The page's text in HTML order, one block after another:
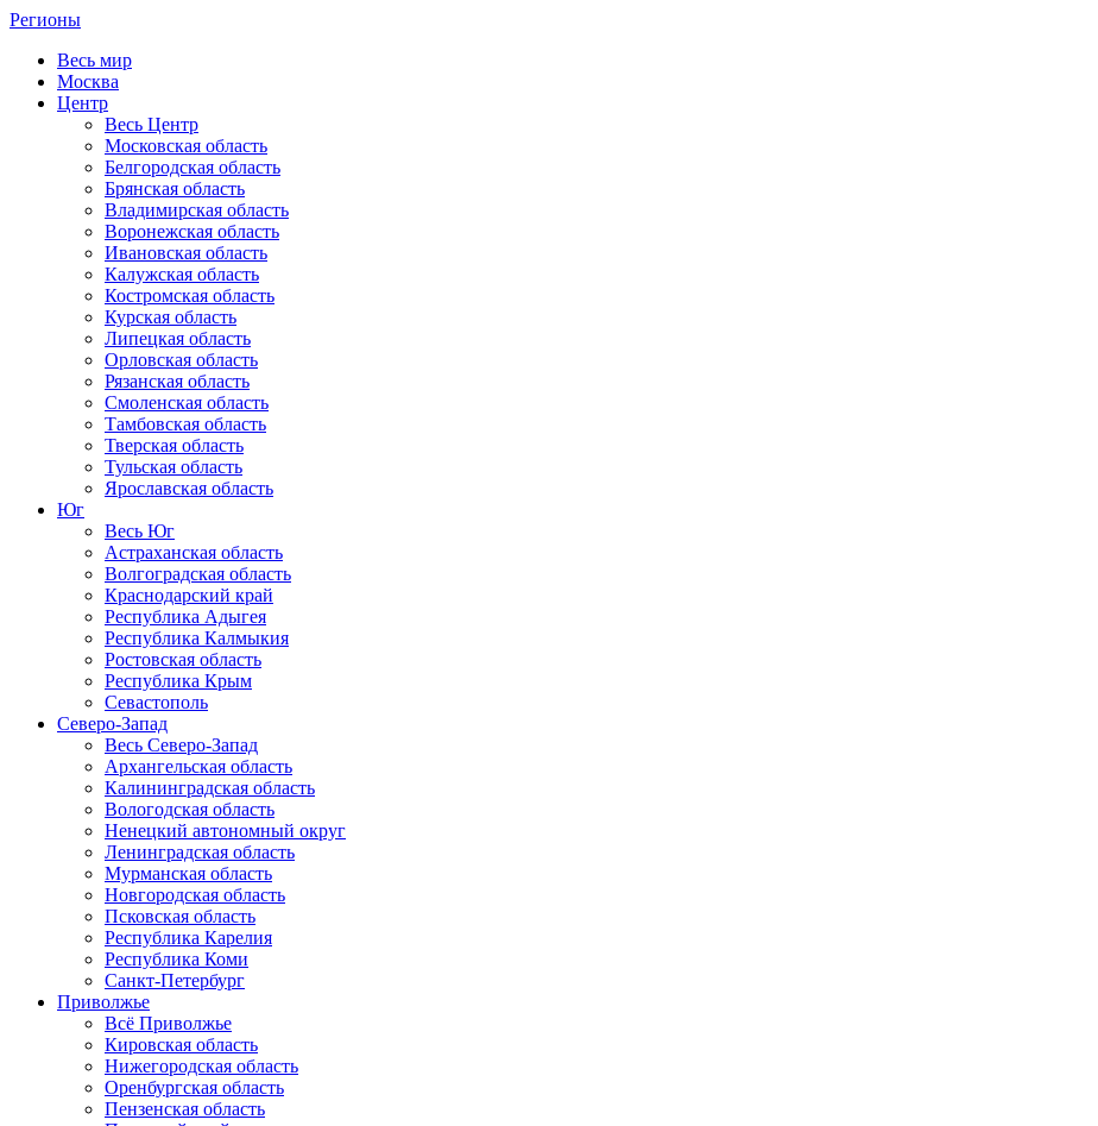
Регионы
Весь мир
Москва
Центр
Весь Центр
Московская область
Белгородская область
Брянская область
Владимирская область
Воронежская область
Ивановская область
Калужская область
Костромская область
Курская область
Липецкая область
Орловская область
Рязанская область
Смоленская область
Тамбовская область
Тверская область
Тульская область
Ярославская область
Юг
Весь Юг
Астраханская область
Волгоградская область
Краснодарский край
Республика Адыгея
Республика Калмыкия
Ростовская область
Республика Крым
Севастополь
Северо-Запад
Весь Северо-Запад
Архангельская область
Калининградская область
Вологодская область
Ненецкий автономный округ
Ленинградская область
Мурманская область
Новгородская область
Псковская область
Республика Карелия
Республика Коми
Санкт-Петербург
Приволжье
Всё Приволжье
Кировская область
Нижегородская область
Оренбургская область
Пензенская область